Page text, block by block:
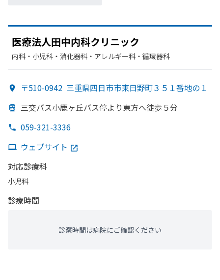
医療法人田中内科クリニック
内科・​小児科・​消化器科・​アレルギー科・​循環器科
〒510-0942 三重県四日市市東日野町３５１番地の１
三交バス小鹿ヶ丘バス停より東方へ徒歩５分
059-321-3336
ウェブサイト
対応診療科
小児科
診療時間
診察時間は病院にご確認ください